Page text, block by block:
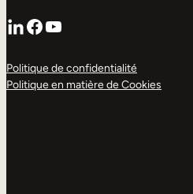
LinkedIn
Facebook
YouTube
Politique de confidentialité
Politique en matière de Cookies